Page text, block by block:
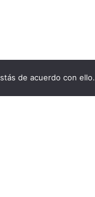
de acuerdo con ello.